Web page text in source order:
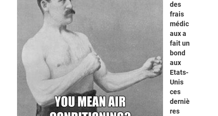
des
frais
médic
aux a
fait un
bond
aux
Etats-
Unis
ces
derniè
res